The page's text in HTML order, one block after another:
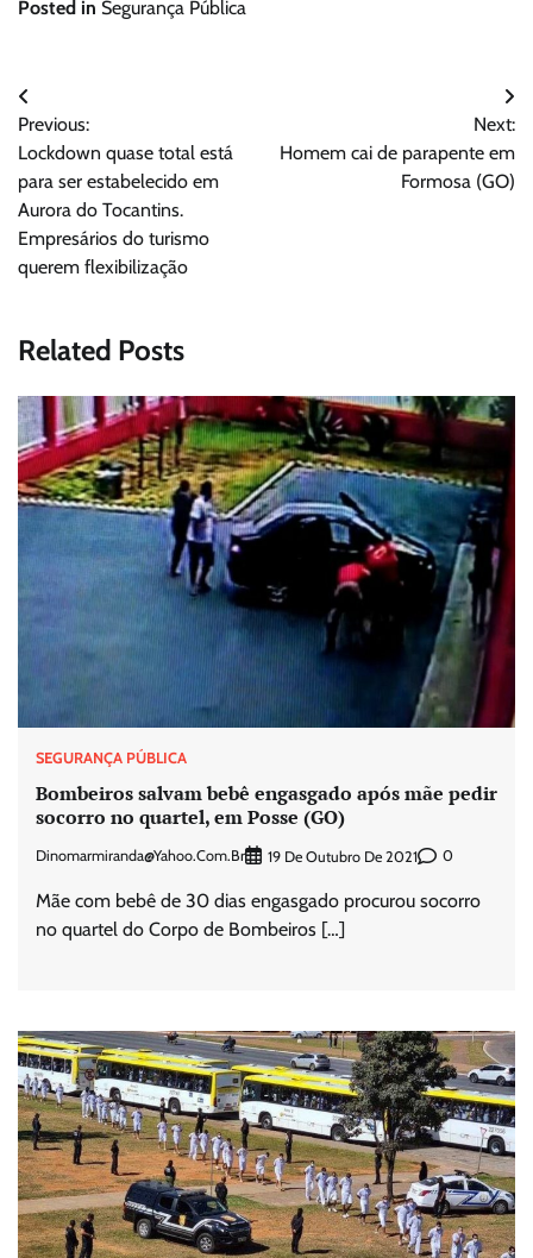
Posted in Segurança Pública
Navegação
de
Post
Previous:
Lockdown quase total está
para ser estabelecido em
Aurora do Tocantins.
Empresários do turismo
querem flexibilização
Next:
Homem cai de parapente em
Formosa (GO)
Related Posts
SEGURANÇA PÚBLICA
Bombeiros salvam bebê engasgado após mãe pedir
socorro no quartel, em Posse (GO)
Dinomarmiranda@yahoo.com.br 19 De Outubro De 2021 0
Mãe com bebê de 30 dias engasgado procurou socorro
no quartel do Corpo de Bombeiros […]